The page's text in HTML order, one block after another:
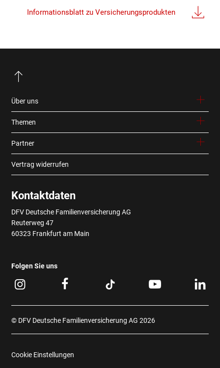
Informationsblatt zu Versicherungsprodukten
Über uns
Themen
Partner
Vertrag widerrufen
Kontaktdaten
DFV Deutsche Familienversicherung AG
Reuterweg 47
60323 Frankfurt am Main
Folgen Sie uns
© DFV Deutsche Familienversicherung AG 2026
Cookie Einstellungen